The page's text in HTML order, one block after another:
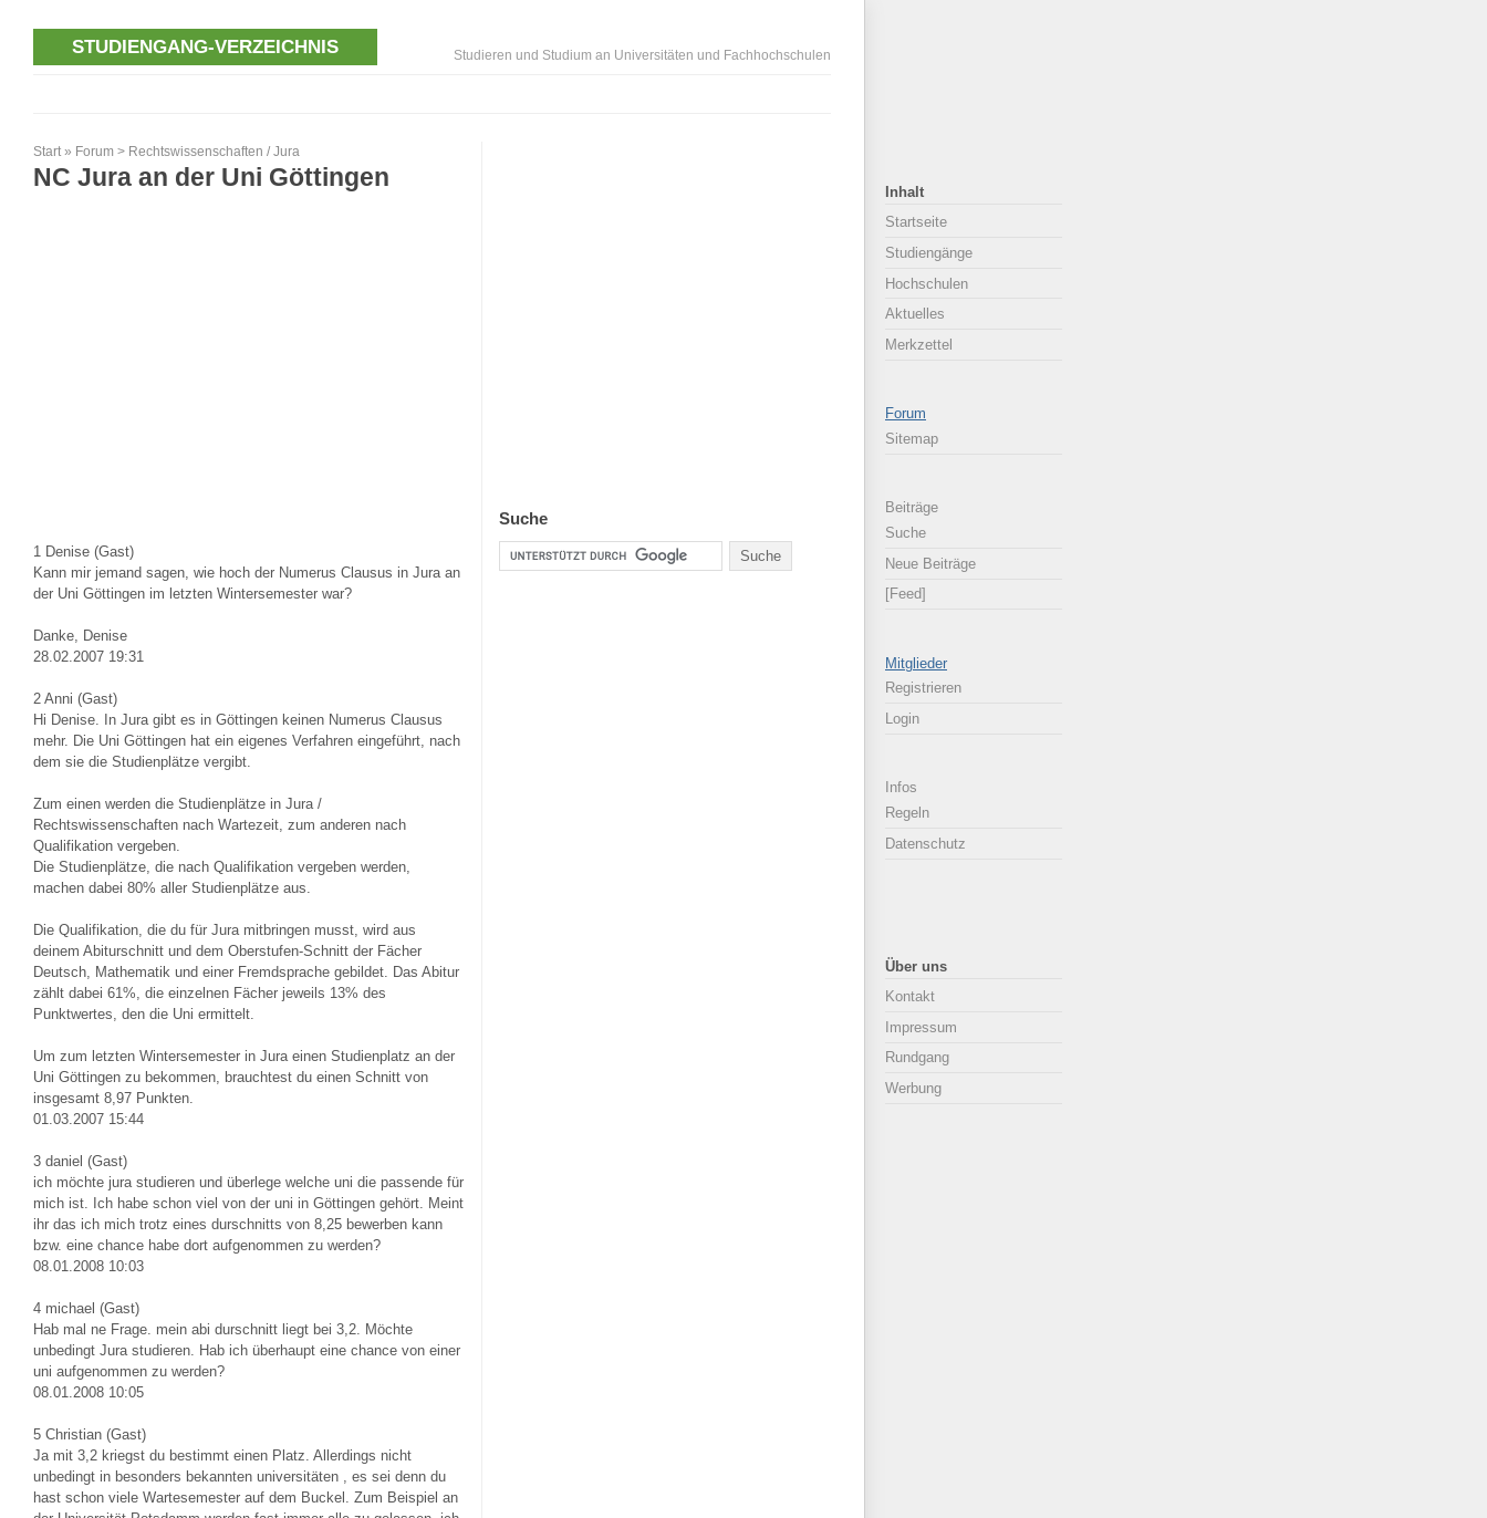
STUDIENGANG-VERZEICHNIS Studieren und Studium an Universitäten und Fachhochschulen
Start » Forum > Rechtswissenschaften / Jura
NC Jura an der Uni Göttingen
1 Denise (Gast)
Kann mir jemand sagen, wie hoch der Numerus Clausus in Jura an
der Uni Göttingen im letzten Wintersemester war?
Danke, Denise
28.02.2007 19:31
2 Anni (Gast)
Hi Denise. In Jura gibt es in Göttingen keinen Numerus Clausus
mehr. Die Uni Göttingen hat ein eigenes Verfahren eingeführt, nach
dem sie die Studienplätze vergibt.
Zum einen werden die Studienplätze in Jura /
Rechtswissenschaften nach Wartezeit, zum anderen nach
Qualifikation vergeben.
Die Studienplätze, die nach Qualifikation vergeben werden,
machen dabei 80% aller Studienplätze aus.
Die Qualifikation, die du für Jura mitbringen musst, wird aus
deinem Abiturschnitt und dem Oberstufen-Schnitt der Fächer
Deutsch, Mathematik und einer Fremdsprache gebildet. Das Abitur
zählt dabei 61%, die einzelnen Fächer jeweils 13% des
Punktwertes, den die Uni ermittelt.
Um zum letzten Wintersemester in Jura einen Studienplatz an der
Uni Göttingen zu bekommen, brauchtest du einen Schnitt von
insgesamt 8,97 Punkten.
01.03.2007 15:44
3 daniel (Gast)
ich möchte jura studieren und überlege welche uni die passende für
mich ist. Ich habe schon viel von der uni in Göttingen gehört. Meint
ihr das ich mich trotz eines durschnitts von 8,25 bewerben kann
bzw. eine chance habe dort aufgenommen zu werden?
08.01.2008 10:03
4 michael (Gast)
Hab mal ne Frage. mein abi durschnitt liegt bei 3,2. Möchte
unbedingt Jura studieren. Hab ich überhaupt eine chance von einer
uni aufgenommen zu werden?
08.01.2008 10:05
5 Christian (Gast)
Ja mit 3,2 kriegst du bestimmt einen Platz. Allerdings nicht
unbedingt in besonders bekannten universitäten , es sei denn du
hast schon viele Wartesemester auf dem Buckel. Zum Beispiel an
Suche
Inhalt
Startseite
Studiengänge
Hochschulen
Aktuelles
Merkzettel
Forum
Sitemap
Beiträge
Suche
Neue Beiträge
[Feed]
Mitglieder
Registrieren
Login
Infos
Regeln
Datenschutz
Über uns
Kontakt
Impressum
Rundgang
Werbung